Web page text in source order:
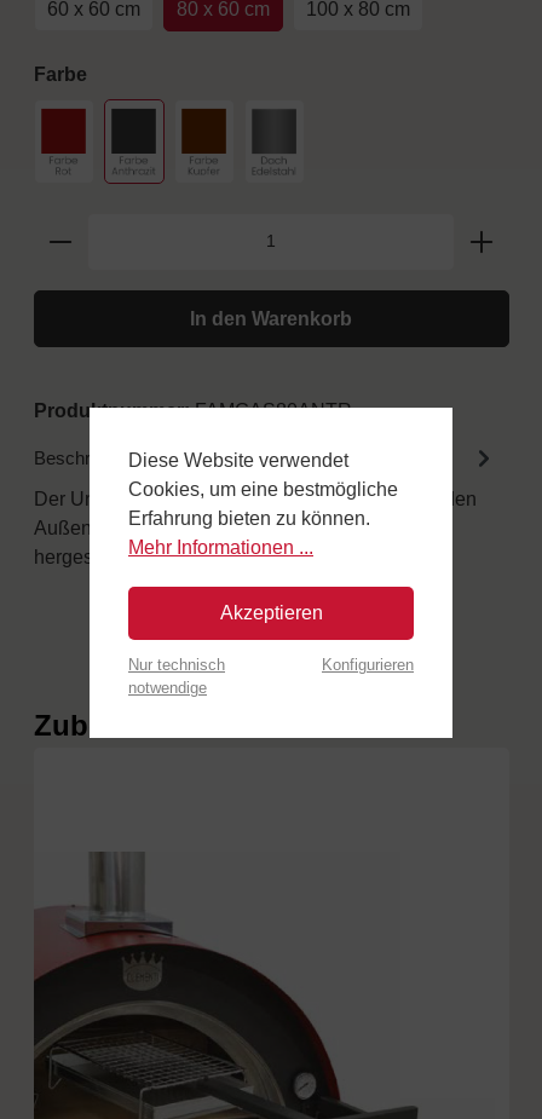
60 x 60 cm 80 x 60 cm 100 x 80 cm
Farbeauswählen
Farbe RotFarbe Anthrazit
Farbe KupferDach Edelstahl
In den Warenkorb
Produktnummer:FAMGAS80ANTR
Beschreibung
Der Unterschied in den Details Alle Gasöfen für den
Außenbereich sind aus speziellen Materialien
hergestellt.…Mehr
Produktgalerie überspringen
Zubehör
Diese Website verwendet
Cookies, um eine bestmögliche
Erfahrung bieten zu können.
Mehr Informationen ...
Akzeptieren
Nur technisch
notwendige
Konfigurieren